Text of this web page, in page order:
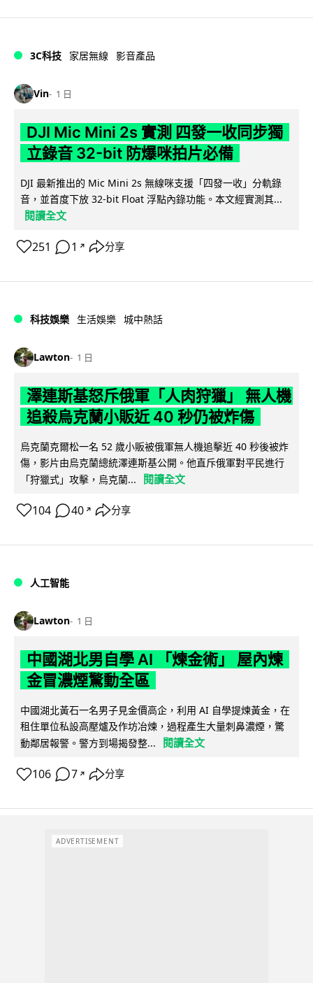
3C科技 家居無線 影音產品
Vin 1 日
DJI Mic Mini 2s 實測 四發一收同步獨
立錄音 32-bit 防爆咪拍片必備
DJI 最新推出的 Mic Mini 2s 無線咪支援「四發一收」分軌錄
音，並首度下放 32-bit Float 浮點內錄功能。本文經實測其...
閱讀全文
251 1 ↗ 分享
科技娛樂 生活娛樂 城中熱話
Lawton 1 日
澤連斯基怒斥俄軍「人肉狩獵」 無人機
追殺烏克蘭小販近 40 秒仍被炸傷
烏克蘭克爾松一名 52 歲小販被俄軍無人機追擊近 40 秒後被炸
傷，影片由烏克蘭總統澤連斯基公開。他直斥俄軍對平民進行
「狩獵式」攻擊，烏克蘭...
閱讀全文
104 40 ↗ 分享
人工智能
Lawton 1 日
中國湖北男自學 AI 「煉金術」 屋內煉
金冒濃煙驚動全區
中國湖北黃石一名男子見金價高企，利用 AI 自學提煉黃金，在
租住單位私設高壓爐及作坊冶煉，過程產生大量刺鼻濃煙，驚
動鄰居報警。警方到場揭發整...
閱讀全文
106 7 ↗ 分享
ADVERTISEMENT